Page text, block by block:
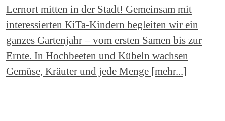
Lernort mitten in der Stadt! Gemeinsam mit
interessierten KiTa-Kindern begleiten wir ein
ganzes Gartenjahr – vom ersten Samen bis zur
Ernte. In Hochbeeten und Kübeln wachsen
Gemüse, Kräuter und jede Menge [mehr...]